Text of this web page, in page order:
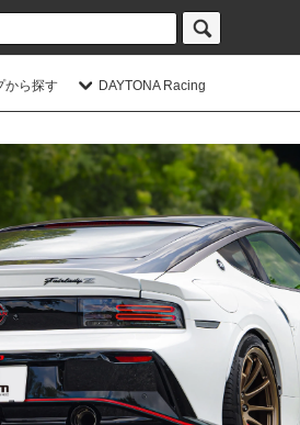
から探す DAYTONA Racing